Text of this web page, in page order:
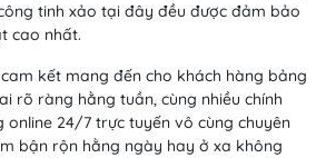
tinh xảo tại đây đều được đảm bảo
cao nhất.
kết mang đến cho khách hàng bảng
rõ ràng hằng tuần, cùng nhiều chính
online 24/7 trực tuyến vô cùng chuyên
bận rộn hằng ngày hay ở xa không